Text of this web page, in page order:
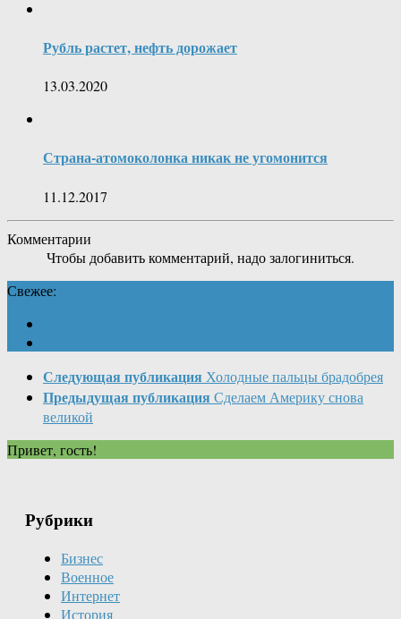
Рубль растет, нефть дорожает
13.03.2020
Страна-атомоколонка никак не угомонится
11.12.2017
Комментарии
Чтобы добавить комментарий, надо залогиниться.
Свежее:
Следующая публикация Холодные пальцы брадобрея
Предыдущая публикация Сделаем Америку снова
великой
Привет, гость!
Рубрики
Бизнес
Военное
Интернет
История